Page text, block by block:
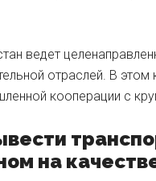
ведет
отраслей. В этом
кооперации с
на